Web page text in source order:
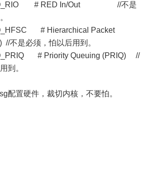
# RED In/Out //不是
# Hierarchical Packet
//不是必须，怕以后用到。
# Priority Queuing (PRIQ) //
到。
配置硬件，裁切内核，不要怕。